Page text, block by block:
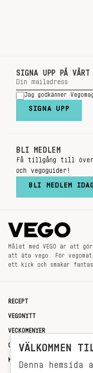
SIGNA UPP PÅ VÅRT
Jag godkänner
SIGNA UPP
BLI MEDLEM
Få tillgång till
och vegoguider!
BLI MEDLEM
Målet med VEGO är att
att äta vego. För
ett kick och smakar
RECEPT
VEGONYTT
VECKOMENYER
OM OSS
KONTAKT
VÄLKOMMEN
Denna hemsida